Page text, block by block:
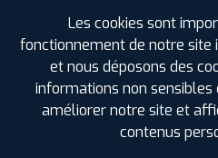
SPÉCIFICATIONS AVIS CLIENTS
Les cookies sont
fonctionnement de notre site
et nous déposons des
informations non
améliorer notre site et
contenus